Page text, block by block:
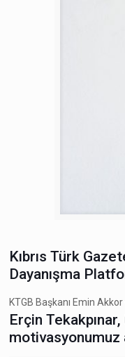
Kıbrıs Türk
Dayanışma
KTGB Başkanı Emin
Erçin
motivasyonumuz